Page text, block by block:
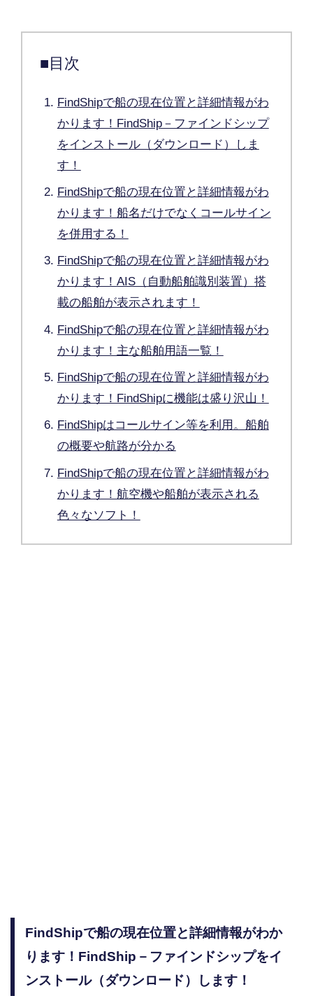
■目次
FindShipで船の現在位置と詳細情報がわ
かります！FindShip－ファインドシップ
をインストール（ダウンロード）しま
す！
FindShipで船の現在位置と詳細情報がわ
かります！船名だけでなくコールサイン
を併用する！
FindShipで船の現在位置と詳細情報がわ
かります！AIS（自動船舶識別装置）搭
載の船舶が表示されます！
FindShipで船の現在位置と詳細情報がわ
かります！主な船舶用語一覧！
FindShipで船の現在位置と詳細情報がわ
かります！FindShipに機能は盛り沢山！
FindShipはコールサイン等を利用。船舶
の概要や航路が分かる
FindShipで船の現在位置と詳細情報がわ
かります！航空機や船舶が表示される
色々なソフト！
FindShipで船の現在位置と詳細情報がわか
ります！FindShip－ファインドシップをイ
ンストール（ダウンロード）します！